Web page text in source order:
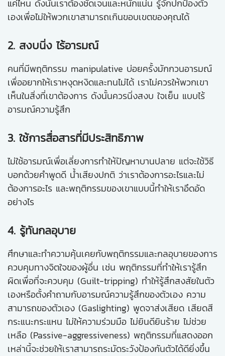
แค่ไหน ดังนั้นเราต้องชัดเจนและหนักแน่น รู้จักปกป้องตัว
เองเพื่อไม่ให้พวกเขาสามารถเกินขอบเขตของคุณได้
2. สงบนิ่ง ไร้อารมณ์
คนที่มีพฤติกรรม manipulative บ่อยครั้งมักกวนอารมณ์
เพื่ออยากให้เราหงุดหงิดและทนไม่ได้ เราไม่ควรให้พวกเขา
เห็นในสิ่งที่เขาต้องการ ดังนั้นควรนิ่งสงบ ใจเย็น แบบไร้
อารมณ์ความรู้สึก
3. ใช้การสื่อสารที่มีประสิทธิภาพ
ไม่ใช้อารมณ์เพื่อเลี่ยงการทำให้ปัญหาบานปลาย แต่จะใช้วิธี
บอกด้วยคำพูดดี น้ำเสียงปกติ ว่าเราต้องการอะไรและไม่
ต้องการอะไร และพฤติกรรมของเขาแบบนี้ทำให้เราอึดอัด
อย่างไร
4. รู้ทันกลอุบาย
ศึกษาและทำความคุ้นเคยกับพฤติกรรมและกลอุบายของการ
ควบคุมทางจิตใจของผู้อื่น เช่น พฤติกรรมที่ทำให้เรารู้สึก
ผิดเพื่อที่จะควบคุม (Guilt-tripping) ทำให้รู้สึกสงสัยในตัว
เองหรือตั้งคำถามกับอารมณ์ความรู้สึกของตัวเอง ความ
สามารถของตัวเอง (Gaslighting) พูดจาส่งเสียด เสียดสี
กระแนะกระแหน ไม่ให้ความร่วมมือ ไม่ยินดียินร้าย ไม่ช่วย
เหลือ (Passive-aggressiveness) พฤติกรรมที่แสดงออก
เหล่านี้จะช่วยให้เราสามารถระมัดระวังป้องกันตัวได้ดียิ่งขึ้น